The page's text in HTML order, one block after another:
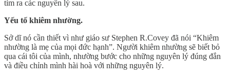
tìm ra các nguyên lý sau.
Yếu tố khiêm nhường.
Sở dĩ nó cần thiết vì như giáo sư Stephen R.Covey đã nói “Khiêm
nhường là mẹ của mọi đức hạnh”. Người khiêm nhường sẽ biết bỏ
qua cái tôi của mình, nhường bước cho những nguyên lý đúng đắn
và điều chỉnh mình hài hoà với những nguyên lý.